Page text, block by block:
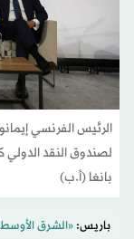
الرئيس الفرنسي
لصندوق النقد الدولي
بانغا (أ.ب)
باريس:«الشرق